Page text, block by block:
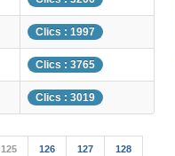
Clics : 1997
Clics : 3765
Clics : 3019
125 126 127 128